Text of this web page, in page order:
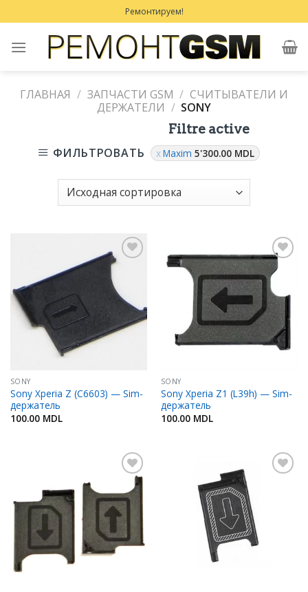
to
content
Ремонтируем!
ГЛАВНАЯ / ЗАПЧАСТИ GSM / СЧИТЫВАТЕЛИ И
ДЕРЖАТЕЛИ / SONY
ФИЛЬТРОВАТЬ
Filtre active
Maxim5'300.00 MDL
Добавить
Избранное
SONY
Sony Xperia Z (C6603) — Sim-
держатель
100.00 MDL
Добавить
в
Избранное
SONY
Sony Xperia Z1 (L39h) — Sim-
держатель
100.00 MDL
Добавить
в
Избранное
Избранное